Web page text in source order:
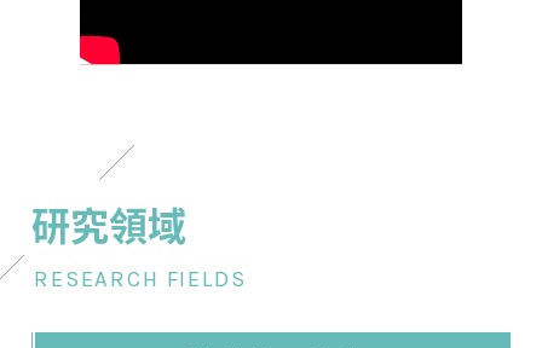
研究領域
RESEARCH FIELDS